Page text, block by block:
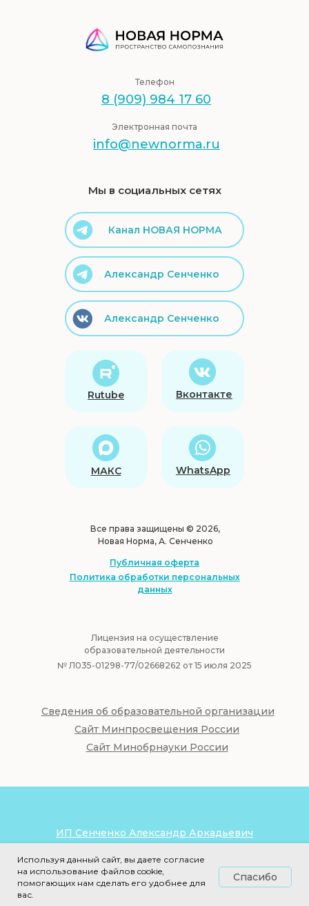
Мы в социальных сетях
Телефон
Электронная почта
info@newnorma.ru
8 (909) 984 17 60
Все права защищены © 2026,
Новая Норма, А. Сенченко
Александр Сенченко
Канал НОВАЯ НОРМА
Александр Сенченко
Rutube Вконтакте
МАКС WhatsApp
Публичная оферта
Политика обработки персональных
данных
|
Лицензия на осуществление
образовательной деятельности
№ Л035-01298-77/02668262 от 15 июля 2025
Сайт Минпросвещения России
Сайт Минобрнауки России
Сведения об образовательной организации
ИП Сенченко Александр Аркадьевич
Наверх
Используя данный сайт, вы даете согласие
на использование файлов cookie,
помогающих нам сделать его удобнее для
вас.
Спасибо